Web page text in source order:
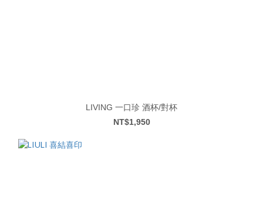
LIVING 一口珍 酒杯/對杯
NT$1,950